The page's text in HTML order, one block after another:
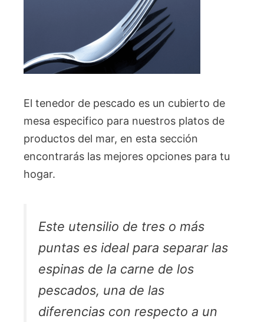
El tenedor de pescado es un cubierto de
mesa especifico para nuestros platos de
productos del mar, en esta sección
encontrarás las mejores opciones para tu
hogar.
Este utensilio de tres o más
puntas es ideal para separar las
espinas de la carne de los
pescados, una de las
diferencias con respecto a un